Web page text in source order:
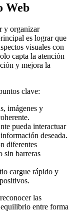
Web
y organizar
es lograr que
visuales con
capta la atención
y mejora la
clave:
imágenes y
pueda interactuar
deseada.
diferentes
sin barreras
cargue rápido y
las
entre forma